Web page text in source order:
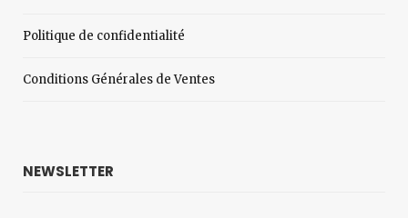
Politique de confidentialité
Conditions Générales de Ventes
NEWSLETTER